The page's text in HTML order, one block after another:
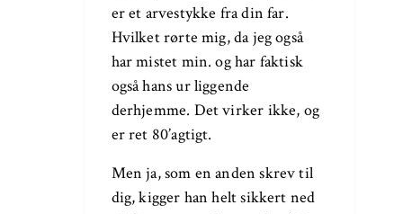
er et arvestykke fra din far.
Hvilket rørte mig, da jeg også
har mistet min. og har faktisk
også hans ur liggende
derhjemme. Det virker ikke, og
er ret 80’agtigt.
Men ja, som en anden skrev til
dig, kigger han helt sikkert ned